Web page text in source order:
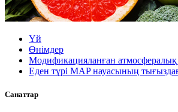
Үй
Өнімдер
Модификацияланған
Еден түрі MAP науасының
Санаттар